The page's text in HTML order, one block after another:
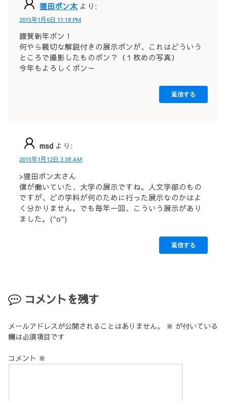
狸田ポン太 より:
2015年1月6日 11:18 PM
謹賀新年ポン！
何やら親切な解説付きの展示ポンが、これはどういう
ところで撮影したものポン？（１枚めの写真）
今年もよろしくポン～
返信する
msd より:
2015年1月12日 3:38 AM
>狸田ポン太さん
僕が働いていた、大学の展示ですね。人文学部のもの
ですが、どの学科が何のために行った展示なのかはよ
く分かりません。でも毎年一回、こういう展示があり
ました。(^o^)
返信する
コメントを残す
メールアドレスが公開されることはありません。 ※ が付いている
欄は必須項目です
コメント ※